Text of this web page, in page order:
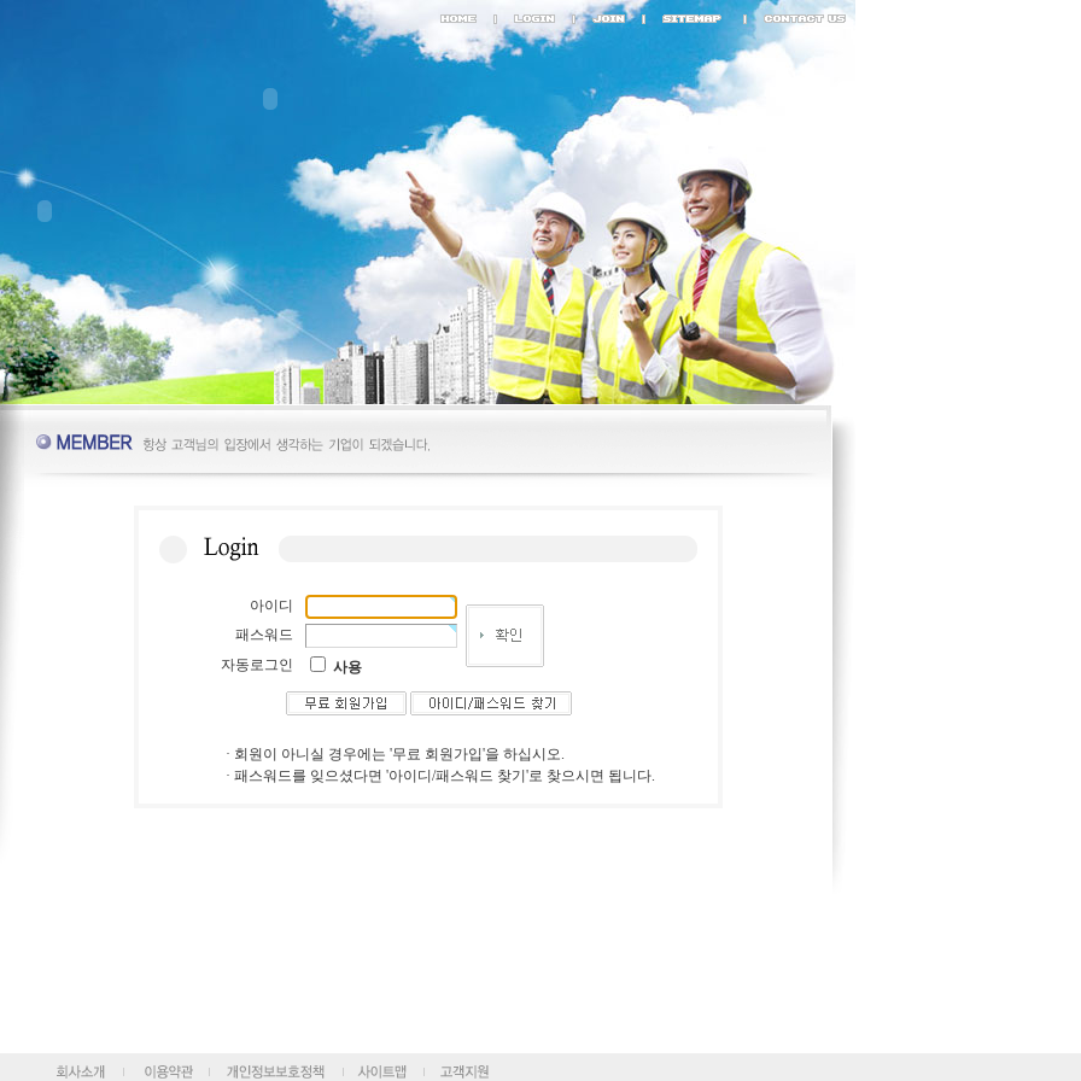
아이디
패스워드
자동로그인
사용
· 회원이 아니실 경우에는 '무료 회원가입'을 하십시오.
· 패스워드를 잊으셨다면 '아이디/패스워드 찾기'로 찾으시면 됩니다.